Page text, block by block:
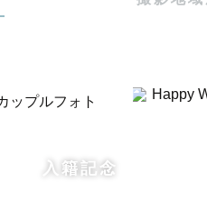
入籍記念